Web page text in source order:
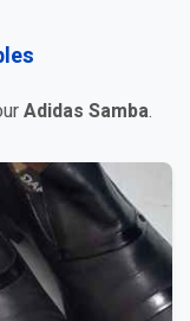
Adidas Samba.